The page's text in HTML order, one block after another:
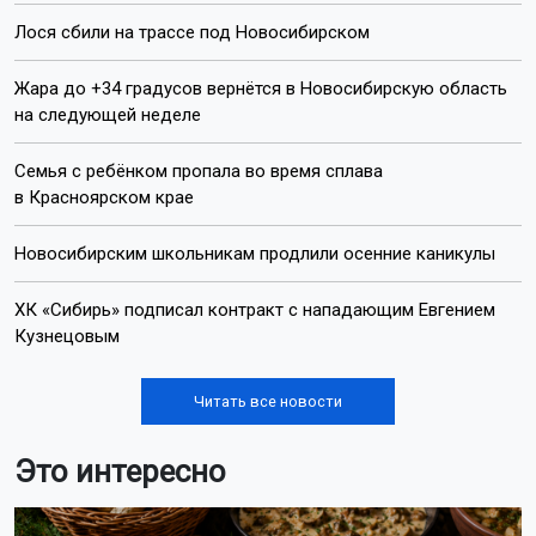
Лося сбили на трассе под Новосибирском
Жара до +34 градусов вернётся в Новосибирскую область
на следующей неделе
Семья с ребёнком пропала во время сплава
в Красноярском крае
Новосибирским школьникам продлили осенние каникулы
ХК «Сибирь» подписал контракт с нападающим Евгением
Кузнецовым
Читать все новости
Это интересно